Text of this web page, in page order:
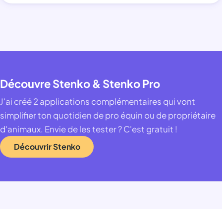
Découvre Stenko & Stenko Pro
J'ai créé 2 applications complémentaires qui vont
simplifier ton quotidien de pro équin ou de propriétaire
d'animaux. Envie de les tester ? C'est gratuit !
Découvrir Stenko